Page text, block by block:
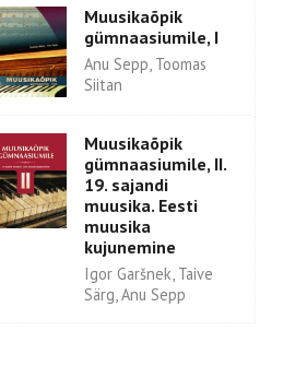
Muusikaõpik
gümnaasiumile, I
Anu Sepp, Toomas
Siitan
Muusikaõpik
gümnaasiumile, II.
19. sajandi
muusika. Eesti
muusika
kujunemine
Igor Garšnek, Taive
Särg, Anu Sepp